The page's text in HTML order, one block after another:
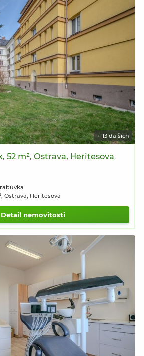
+ 13 dalších
52 m², Ostrava, Heritesova
Ostrava, Heritesova
Detail nemovitosti